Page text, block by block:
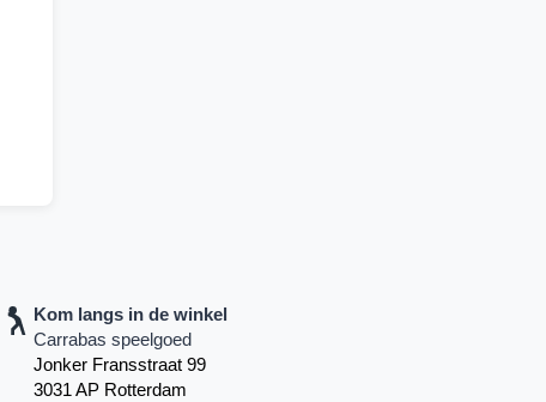
Kom langs in de winkel
Carrabas speelgoed
Jonker Fransstraat 99
3031 AP Rotterdam